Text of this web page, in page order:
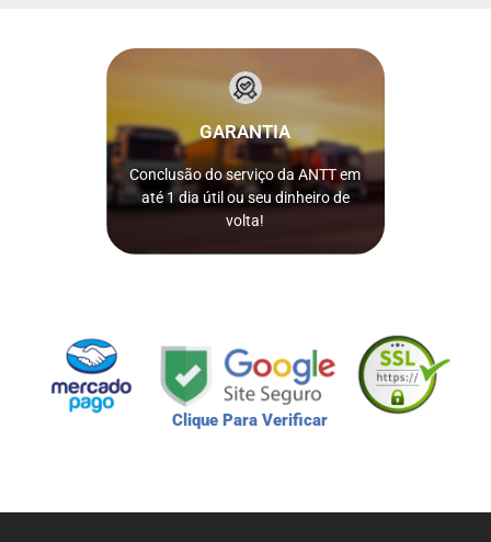
GARANTIA
Conclusão do serviço da ANTT em
até 1 dia útil ou seu dinheiro de
volta!
ISSO MESMO!
Nós reembolsamos 100% do valor
pago como garantia caso o
serviço da ANTT solicitado não
seja concluído em até 1 dia útil
pagamento.
Clique Para Verificar